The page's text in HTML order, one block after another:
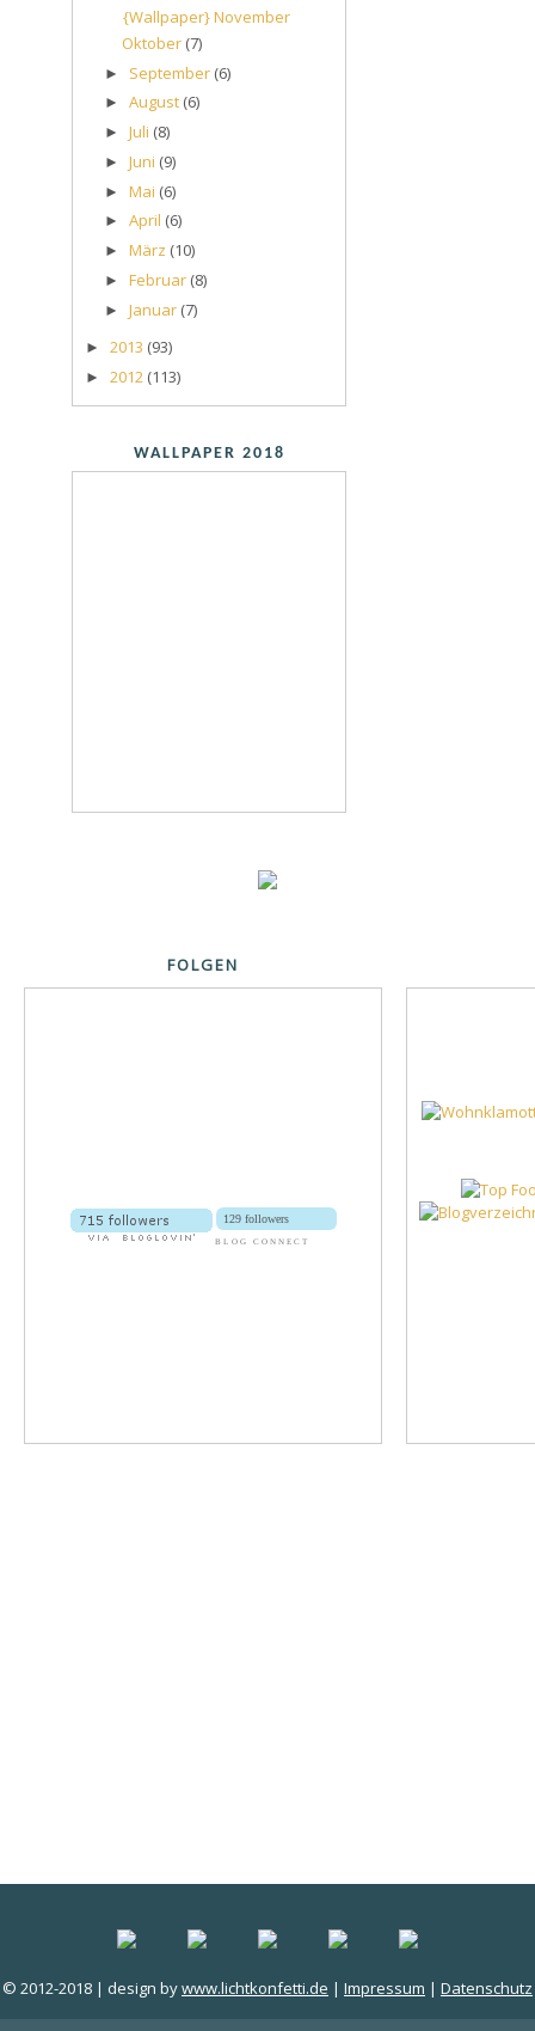
{Wallpaper} November
Oktober (7)
► September (6)
► August (6)
► Juli (8)
► Juni (9)
► Mai (6)
► April (6)
► März (10)
► Februar (8)
► Januar (7)
► 2013 (93)
► 2012 (113)
WALLPAPER 2018
FOLGEN
129 followers
BLOG CONNECT
© 2012-2018 | design bywww.lichtkonfetti.de | Impressum | Datenschutz